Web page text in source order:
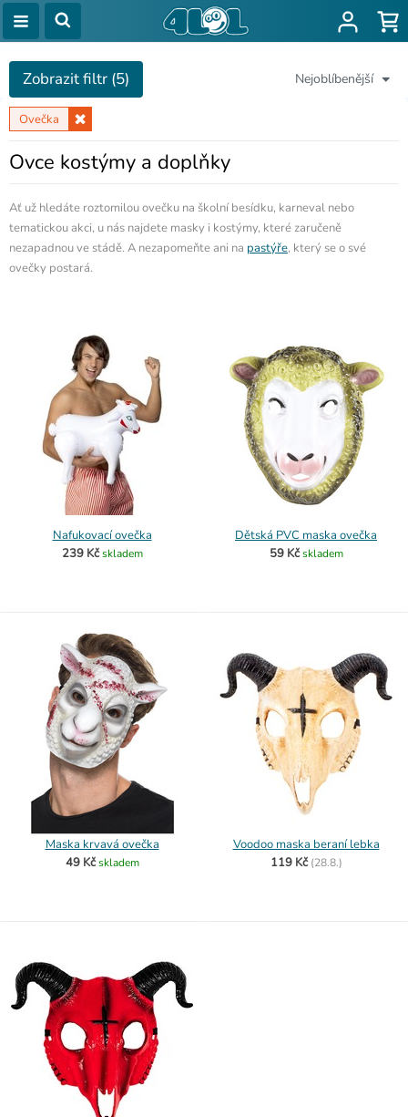
Nejoblíbenější
Zobrazit filtr (5)
Ovečka
Ovce kostýmy a doplňky
Ať už hledáte roztomilou ovečku na školní besídku, karneval nebo
tematickou akci, u nás najdete masky i kostýmy, které zaručeně
nezapadnou ve stádě. A nezapomeňte ani na pastýře, který se o své
ovečky postará.
Nafukovací ovečka
239 Kč skladem
Dětská PVC maska ovečka
59 Kč skladem
Maska krvavá ovečka
49 Kč skladem
Voodoo maska beraní lebka
119 Kč (28.8.)